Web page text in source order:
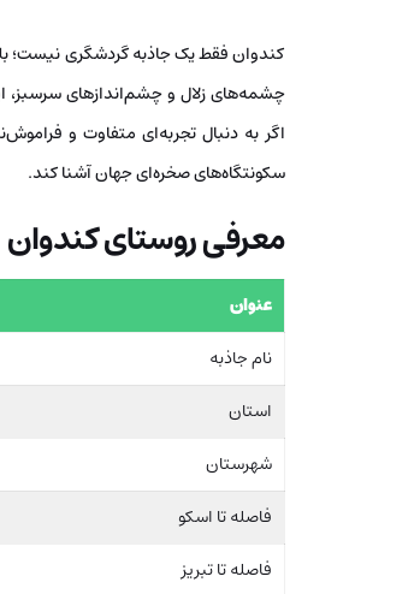
کندوان فقط یک جاذبه گردشگری نیست؛
چشمه‌های زلال و چشم‌اندازهای سرسبز،
اگر به دنبال تجربه‌ای متفاوت و
سکونتگاه‌های صخره‌ای جهان آشنا کند.
معرفی روستای کندوان
عنوان
نام جاذبه
استان
شهرستان
فاصله تا اسکو
فاصله تا تبریز